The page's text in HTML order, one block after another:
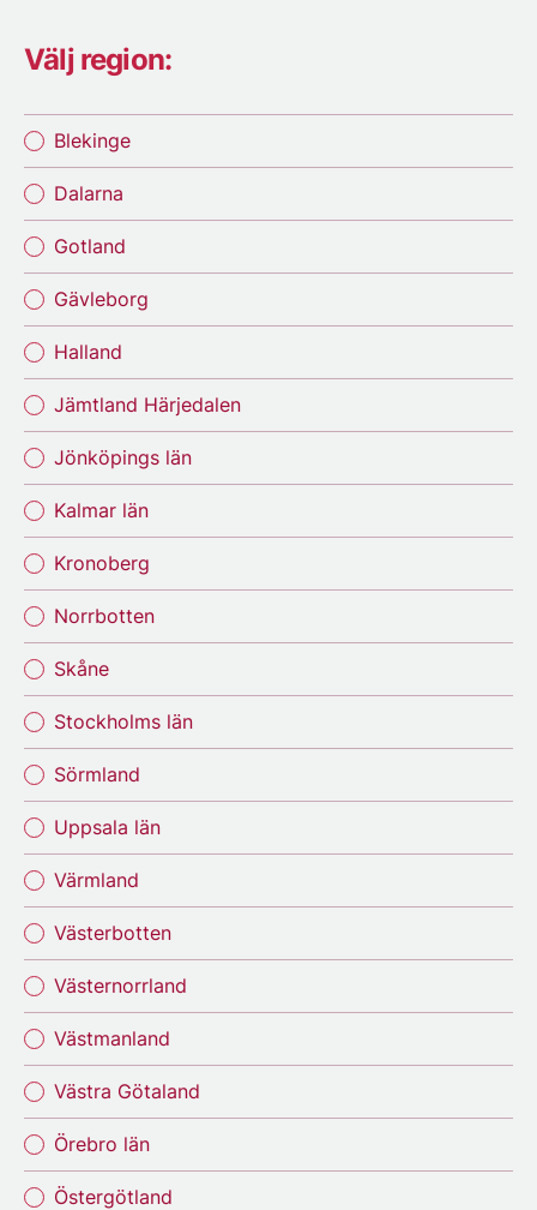
Välj region:
Blekinge
Dalarna
Gotland
Gävleborg
Halland
Jämtland Härjedalen
Jönköpings län
Kalmar län
Kronoberg
Norrbotten
Skåne
Stockholms län
Sörmland
Uppsala län
Värmland
Västerbotten
Västernorrland
Västmanland
Västra Götaland
Örebro län
Östergötland